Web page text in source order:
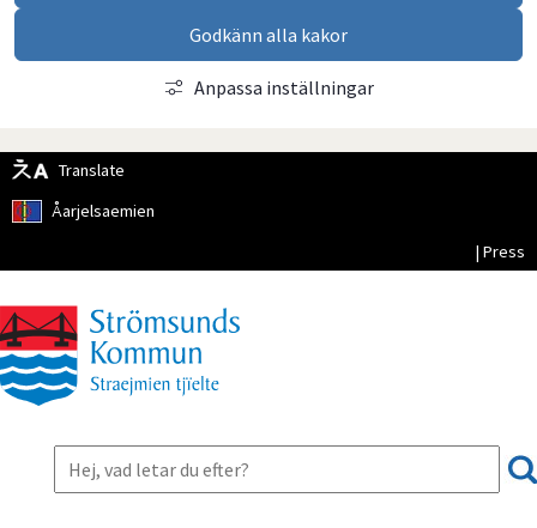
Godkänn alla kakor
Anpassa inställningar
Translate
Åarjelsaemien
| Press